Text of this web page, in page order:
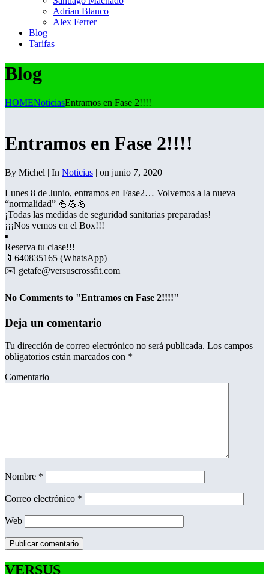
Adrian Blanco
Alex Ferrer
Blog
Tarifas
Blog
HOMENoticiasEntramos en Fase 2!!!!
Entramos en Fase 2!!!!
By Michel | In Noticias | on junio 7, 2020
Lunes 8 de Junio, entramos en Fase2… Volvemos a la nueva
“normalidad” 💪💪💪
¡Todas las medidas de seguridad sanitarias preparadas!
¡¡¡Nos vemos en el Box!!!
▪️
Reserva tu clase!!!
📱 640835165 (WhatsApp)
✉️ getafe@versuscrossfit.com
No Comments to "Entramos en Fase 2!!!!"
Deja un comentario
Tu dirección de correo electrónico no será publicada. Los campos
obligatorios están marcados con *
Comentario
Nombre *
Correo electrónico *
Web
VERSUS